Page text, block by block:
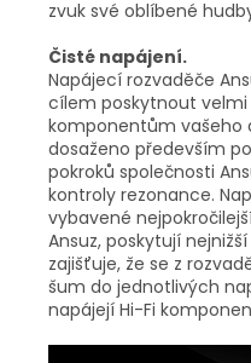
zvuk své oblíbené
Čisté napájení.
Napájecí rozvaděče
cílem poskytnout velmi
komponentům vašeho
dosaženo především
pokroků společnosti
kontroly rezonance.
vybavené
Ansuz, poskytují
zajišťuje, že se z
šum do jednotlivých
napájejí Hi-Fi